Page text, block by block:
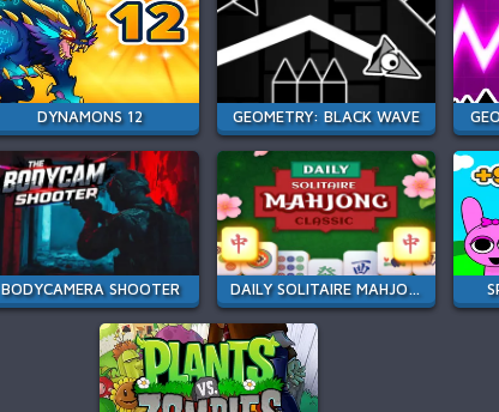
DYNAMONS 12 GEOMETRY: BLACK WAVE
BODYCAMERA SHOOTER DAILY SOLITAIRE MAHJONG CLASSIC